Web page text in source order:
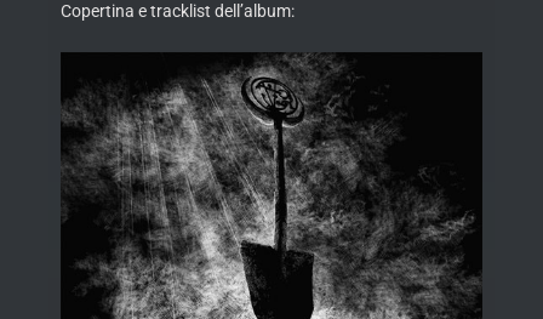
Copertina e tracklist dell’album: